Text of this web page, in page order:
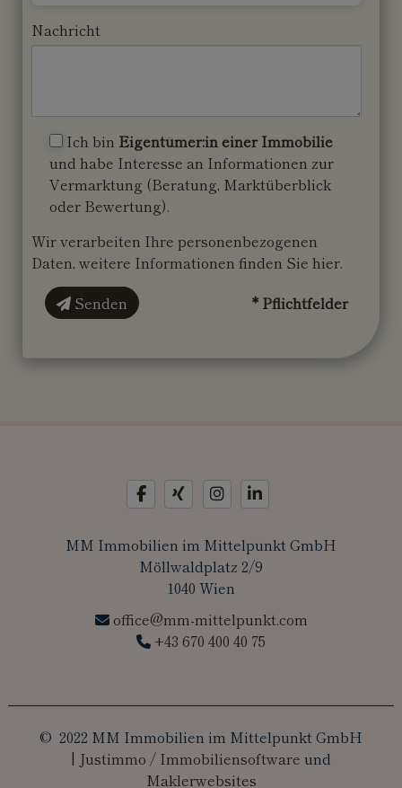
Nachricht
Ich bin Eigentümer:in einer Immobilie
und habe Interesse an Informationen zur
Vermarktung (Beratung, Marktüberblick
oder Bewertung).
Wir verarbeiten Ihre personenbezogenen
Daten, weitere Informationen finden Sie hier.
Senden
* Pflichtfelder
MM Immobilien im Mittelpunkt GmbH
Möllwaldplatz 2/9
1040 Wien
office@mm-mittelpunkt.com
+43 670 400 40 75
© 2022 MM Immobilien im Mittelpunkt GmbH
| Justimmo / Immobiliensoftware und
Maklerwebsites